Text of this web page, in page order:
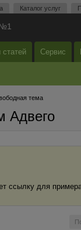
Каталог услуг
статей Сервис
тема
Адвего
ссылку для